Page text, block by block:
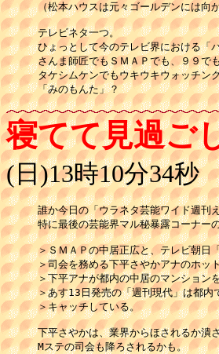
（松本ハウスは元々ゴールデンには
テレビネタ一つ。
ひょっとして今のテレビ界における「
さんま師匠でもＳＭＡＰでも、９９で
タケシムケンでもウキウキウォッチン
「みのもんた」？
寝てて見過ご
(日)13時10分34秒
誰か今日の「ウラネタ芸能ワイド週刊
特に最後の芸能界マル秘暴露コーナー
＞ＳＭＡＰの中居正広と、テレビ朝日
＞司会を務める下平さやかアナのホッ
＞下平アナが都内の中居のマンション
＞あす13日発売の「週刊現代」は都
＞キャッチしている。
下平さやかは、業界からほされるか潰
Mステの司会も降ろされるかも。